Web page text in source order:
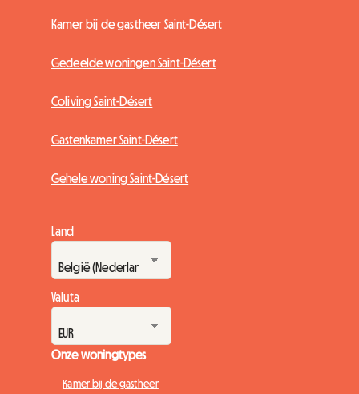
Kamer bij de gastheer Saint-Désert
Gedeelde woningen Saint-Désert
Coliving Saint-Désert
Gastenkamer Saint-Désert
Gehele woning Saint-Désert
Land
Valuta
Onze woningtypes
Kamer bij de gastheer